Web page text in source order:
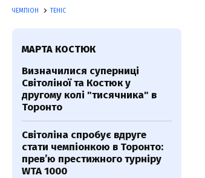
ЧЕМПІОН ТЕНІС
МАРТА КОСТЮК
Визначилися суперниці
Світоліної та Костюк у
другому колі "тисячника" в
Торонто
Світоліна спробує вдруге
стати чемпіонкою в Торонто:
прев’ю престижного турніру
WTA 1000